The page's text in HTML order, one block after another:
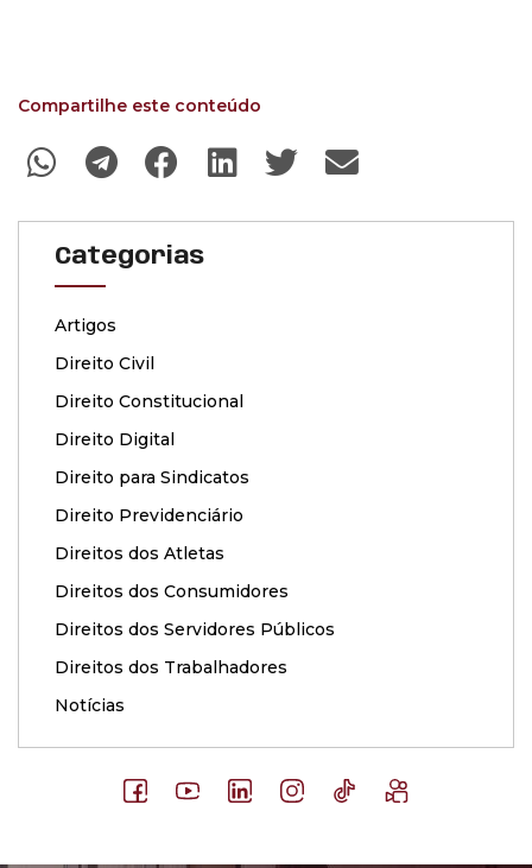
Compartilhe este conteúdo
Categorias
Artigos
Direito Civil
Direito Constitucional
Direito Digital
Direito para Sindicatos
Direito Previdenciário
Direitos dos Atletas
Direitos dos Consumidores
Direitos dos Servidores Públicos
Direitos dos Trabalhadores
Notícias